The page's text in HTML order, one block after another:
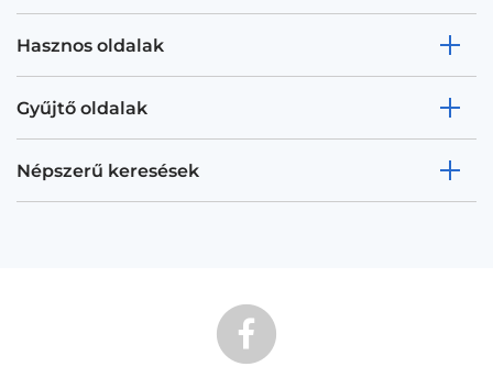
Hasznos oldalak
Gyűjtő oldalak
Népszerű keresések